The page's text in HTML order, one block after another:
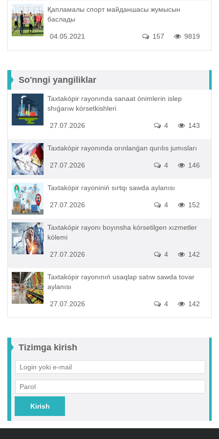
Қапламалы спорт майданшасы жумысын
баслады
04.05.2021 9819
157
So'nngi yangiliklar
Taxtakópir rayonında sanaat ónimlerin islep
shıǵarıw kórsetkishleri
27.07.2026 143
4
Taxtakópir rayonında orınlanǵan qurılıs jumısları
27.07.2026 146
4
Taxtakópir rayoniniń sırtqı sawda aylanısı
27.07.2026 152
4
Taxtakópir rayonı boyınsha kórsetilgen xızmetler
kólemi
27.07.2026 142
4
Taxtakópir rayonınıń usaqlap satıw sawda tovar
aylanısı
27.07.2026 142
4
Tizimga kirish
Kirish